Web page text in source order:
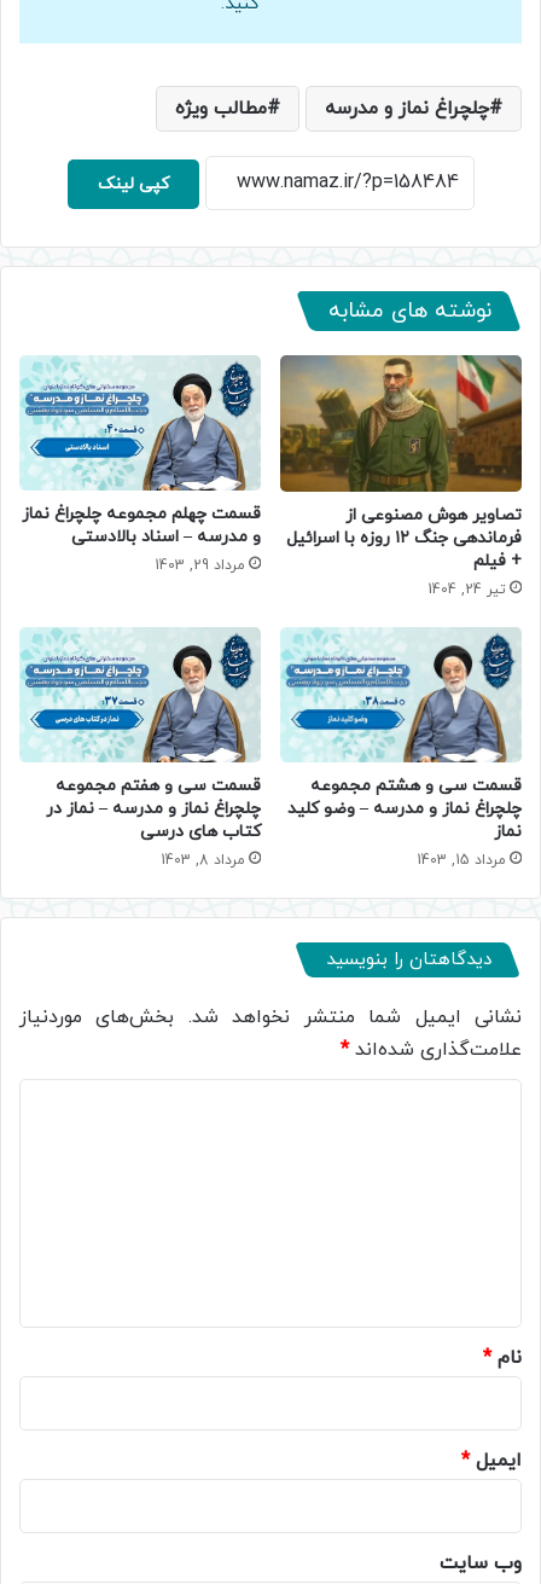
چلچراغ نماز و مدرسه مطالب ویژه
کپی لینک
نوشته های مشابه
تصاویر هوش مصنوعی از
فرماندهی جنگ ۱۲ روزه با اسرائیل
+ فیلم
تیر 24, 1404
قسمت چهلم مجموعه چلچراغ نماز
و مدرسه – اسناد بالادستی
مرداد 29, 1403
قسمت سی و هشتم مجموعه
چلچراغ نماز و مدرسه – وضو کلید
نماز
مرداد 15, 1403
قسمت سی و هفتم مجموعه
چلچراغ نماز و مدرسه – نماز در
کتاب های درسی
مرداد 8, 1403
دیدگاهتان را بنویسید
نشانی ایمیل شما منتشر نخواهد شد. بخش‌های موردنیاز
علامت‌گذاری شده‌اند*
نام*
ایمیل*
وب‌ سایت